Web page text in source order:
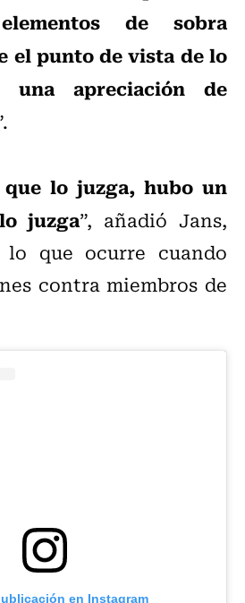
de sobra
el punto de vista de lo
una apreciación de
lo juzga, hubo un
juzga”, añadió Jans,
que ocurre cuando
contra miembros de
en Instagram